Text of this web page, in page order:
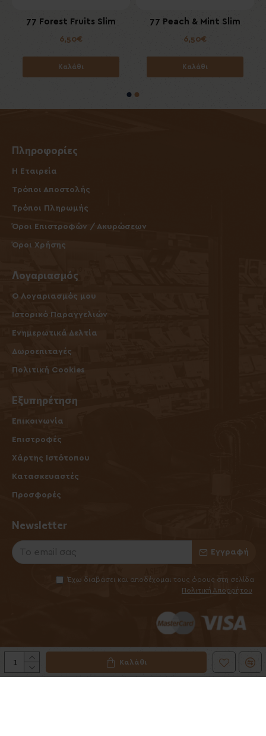
Καλάθι
77 Forest Fruits Slim
6,50€
Καλάθι
77 Peach & Mint Slim
6,50€
Καλάθι
Πληροφορίες
Η Εταιρεία
Τρόποι Αποστολής
Τρόποι Πληρωμής
Όροι Επιστροφών / Ακυρώσεων
Όροι Χρήσης
Λογαριασμός
O Λογαριασμός μου
Ιστορικό Παραγγελιών
Ενημερωτικά Δελτία
Δωροεπιταγές
Πολιτική Cookies
Εξυπηρέτηση
Επικοινωνία
Επιστροφές
Χάρτης Ιστότοπου
Κατασκευαστές
Προσφορές
Newsletter
Εγγραφή
Έχω διαβάσει και αποδέχομαι τους όρους στη σελίδα
Πολιτική Απορρήτου